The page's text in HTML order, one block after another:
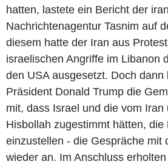
hatten, lastete ein Bericht der
Nachrichtenagentur Tasnim auf
diesem hatte der Iran aus
israelischen Angriffe im Libanon
den USA ausgesetzt. Doch dann
Präsident Donald Trump die
mit, dass Israel und die vom Iran
Hisbollah zugestimmt hätten, die
einzustellen - die Gespräche mit
wieder an. Im Anschluss